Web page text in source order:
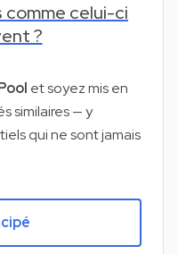
comme celui-ci
?
et soyez mis en
similaires — y
qui ne sont jamais